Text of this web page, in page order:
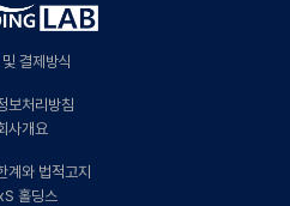
결제방식
보처리방침
사개요
계와 법적고지
홀딩스